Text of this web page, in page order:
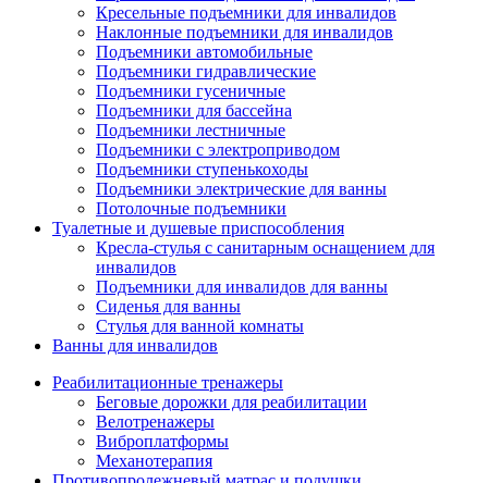
Кресельные подъемники для инвалидов
Наклонные подъемники для инвалидов
Подъемники автомобильные
Подъемники гидравлические
Подъемники гусеничные
Подъемники для бассейна
Подъемники лестничные
Подъемники с электроприводом
Подъемники ступенькоходы
Подъемники электрические для ванны
Потолочные подъемники
Туалетные и душевые приспособления
Кресла-стулья с санитарным оснащением для
инвалидов
Подъемники для инвалидов для ванны
Сиденья для ванны
Стулья для ванной комнаты
Ванны для инвалидов
Реабилитационные тренажеры
Беговые дорожки для реабилитации
Велотренажеры
Виброплатформы
Механотерапия